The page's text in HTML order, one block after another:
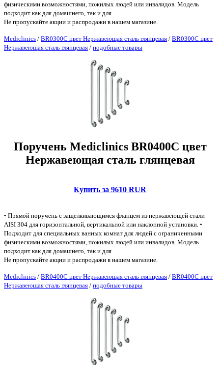
физическими возможностями, пожилых людей или инвалидов. Модель
подходит как для домашнего, так и для
Не пропускайте акции и распродажи в нашем магазине.
Mediclinics / BR0300C цвет Нержавеющая сталь глянцевая / BR0300C цвет
Нержавеющая сталь глянцевая / подобные товары
Поручень Mediclinics BR0400C цвет
Нержавеющая сталь глянцевая
Купить за 9610 RUR
• Прямой поручень с защелкивающимся фланцем из нержавеющей стали
AISI 304 для горизонтальной, вертикальной или наклонной установки. •
Подходит для специальных ванных комнат для людей с ограниченными
физическими возможностями, пожилых людей или инвалидов. Модель
подходит как для домашнего, так и для
Не пропускайте акции и распродажи в нашем магазине.
Mediclinics / BR0400C цвет Нержавеющая сталь глянцевая / BR0400C цвет
Нержавеющая сталь глянцевая / подобные товары